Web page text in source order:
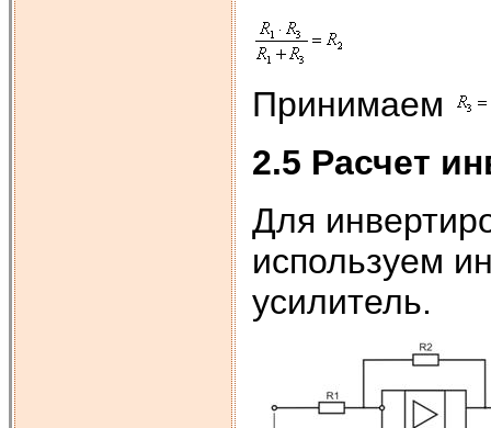
Принимаем
2.5 Расчет
Для
используем
усилитель.